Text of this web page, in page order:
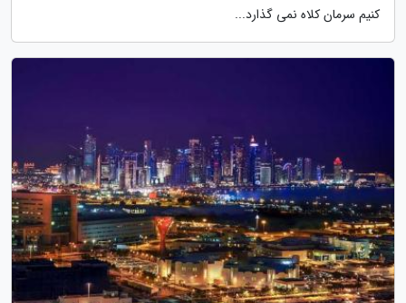
کنیم سرمان کلاه نمی گذارد...